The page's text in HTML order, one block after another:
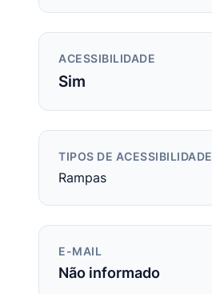
ACESSIBILIDADE
Sim
TIPOS DE ACESSIBILIDADE
Rampas
E-MAIL
Não informado